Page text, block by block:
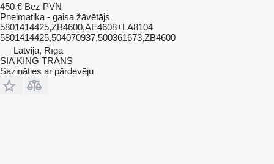
450 € Bez PVN
Pneimatika - gaisa žāvētājs
5801414425,ZB4600,AE4608+LA8104
5801414425,504070937,500361673,ZB4600
Latvija, Rīga
SIA KING TRANS
Sazināties ar pārdevēju